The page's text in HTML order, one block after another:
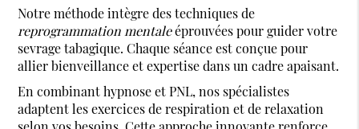
Notre méthode intègre des techniques de
reprogrammation mentaleéprouvées pour guider votre
sevrage tabagique. Chaque séance est conçue pour
allier bienveillance et expertise dans un cadre apaisant.
En combinant hypnose et PNL, nos spécialistes
adaptent les exercices de respiration et de relaxation